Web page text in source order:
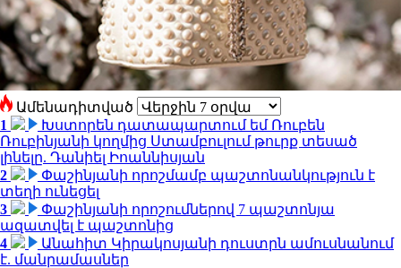
Ամենադիտված
1
Խստորեն դատապարտում եմ Ռուբեն
Ռուբինյանի կողմից Ստամբուլում թուրք տեսած
լինելը. Դանիել Իոաննիսյան
2
Փաշինյանի որոշմամբ պաշտոնանկություն է
տեղի ունեցել
3
Փաշինյանի որոշումներով 7 պաշտոնյա
ազատվել է պաշտոնից
4
Անահիտ Կիրակոսյանի դուստրն ամուսնանում
է. մանրամասներ